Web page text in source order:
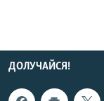
ДОЛУЧАЙСЯ!